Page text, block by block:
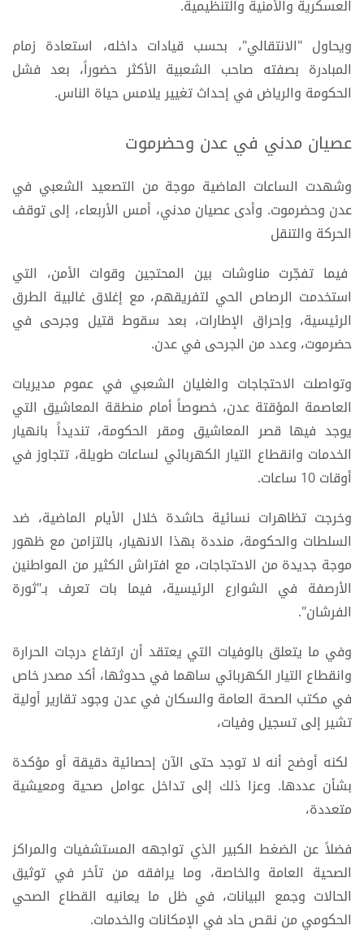
العسكرية والأمنية والتنظيمية.
ويحاول "الانتقالي"، بحسب قيادات داخله، استعادة زمام
المبادرة بصفته صاحب الشعبية الأكثر حضوراً، بعد فشل
الحكومة والرياض في إحداث تغيير يلامس حياة الناس.
عصيان مدني في عدن وحضرموت
وشهدت الساعات الماضية موجة من التصعيد الشعبي في
عدن وحضرموت. وأدى عصيان مدني، أمس الأربعاء، إلى توقف
الحركة والتنقل
فيما تفجّرت مناوشات بين المحتجين وقوات الأمن، التي
استخدمت الرصاص الحي لتفريقهم، مع إغلاق غالبية الطرق
الرئيسية، وإحراق الإطارات، بعد سقوط قتيل وجرحى في
حضرموت، وعدد من الجرحى في عدن.
وتواصلت الاحتجاجات والغليان الشعبي في عموم مديريات
العاصمة المؤقتة عدن، خصوصاً أمام منطقة المعاشيق التي
يوجد فيها قصر المعاشيق ومقر الحكومة، تنديداً بانهيار
الخدمات وانقطاع التيار الكهربائي لساعات طويلة، تتجاوز في
أوقات 10 ساعات.
وخرجت تظاهرات نسائية حاشدة خلال الأيام الماضية، ضد
السلطات والحكومة، منددة بهذا الانهيار، بالتزامن مع ظهور
موجة جديدة من الاحتجاجات، مع افتراش الكثير من المواطنين
الأرصفة في الشوارع الرئيسية، فيما بات تعرف بـ"ثورة
الفرشان".
وفي ما يتعلق بالوفيات التي يعتقد أن ارتفاع درجات الحرارة
وانقطاع التيار الكهربائي ساهما في حدوثها، أكد مصدر خاص
في مكتب الصحة العامة والسكان في عدن وجود تقارير أولية
تشير إلى تسجيل وفيات،
لكنه أوضح أنه لا توجد حتى الآن إحصائية دقيقة أو مؤكدة
بشأن عددها. وعزا ذلك إلى تداخل عوامل صحية ومعيشية
متعددة،
فضلاً عن الضغط الكبير الذي تواجهه المستشفيات والمراكز
الصحية العامة والخاصة، وما يرافقه من تأخر في توثيق
الحالات وجمع البيانات، في ظل ما يعانيه القطاع الصحي
الحكومي من نقص حاد في الإمكانات والخدمات.